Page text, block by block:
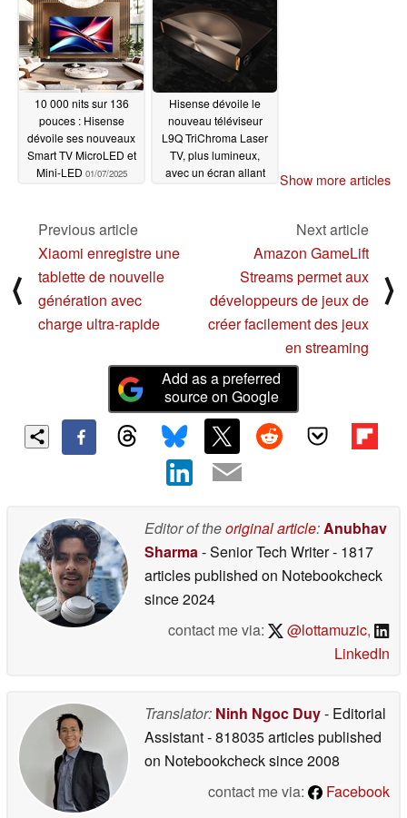
10 000 nits sur 136
pouces : Hisense
dévoile ses nouveaux
Smart TV MicroLED et
Mini-LED 01/07/2025
Hisense dévoile le
nouveau téléviseur
L9Q TriChroma Laser
TV, plus lumineux,
avec un écran allant
Show more articles
⟨
Previous article
Xiaomi enregistre une
tablette de nouvelle
génération avec
charge ultra-rapide
Next article
Amazon GameLift
Streams permet aux
développeurs de jeux de
créer facilement des jeux
en streaming
⟩
Add as a preferred
source on Google
Editor of theoriginal article: Anubhav
Sharma - Senior Tech Writer- 1817
articles published on Notebookcheck
since 2024
contact me via:
@lottamuzic,
LinkedIn
Translator: Ninh Ngoc Duy- Editorial
Assistant- 818035 articles published
on Notebookchecksince 2008
contact me via:
Facebook